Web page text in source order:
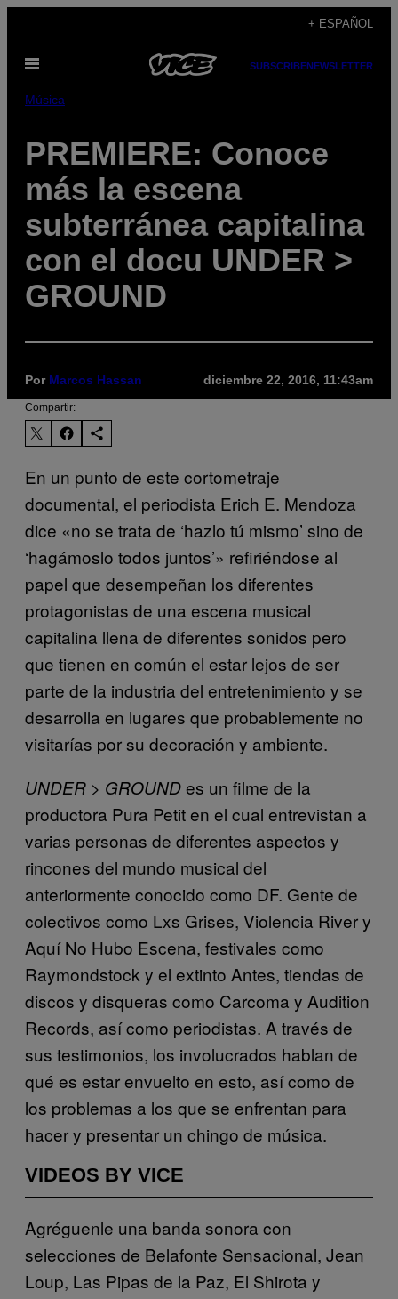
contenido
+ ESPAÑOL
Abrir
SUBSCRIBENEWSLETTER
Música
PREMIERE: Conoce
más la escena
subterránea capitalina
con el docu UNDER >
GROUND
Por Marcos Hassan diciembre 22, 2016, 11:43am
Compartir:
En un punto de este cortometraje
documental, el periodista Erich E. Mendoza
dice «no se trata de ‘hazlo tú mismo’ sino de
‘hagámoslo todos juntos’» refiriéndose al
papel que desempeñan los diferentes
protagonistas de una escena musical
capitalina llena de diferentes sonidos pero
que tienen en común el estar lejos de ser
parte de la industria del entretenimiento y se
desarrolla en lugares que probablemente no
visitarías por su decoración y ambiente.
UNDER > GROUNDes un filme de la
productora Pura Petit en el cual entrevistan a
varias personas de diferentes aspectos y
rincones del mundo musical del
anteriormente conocido como DF. Gente de
colectivos como Lxs Grises, Violencia River y
Aquí No Hubo Escena, festivales como
Raymondstock y el extinto Antes, tiendas de
discos y disqueras como Carcoma y Audition
Records, así como periodistas. A través de
sus testimonios, los involucrados hablan de
qué es estar envuelto en esto, así como de
los problemas a los que se enfrentan para
hacer y presentar un chingo de música.
VIDEOS BY VICE
Agréguenle una banda sonora con
selecciones de Belafonte Sensacional, Jean
Loup, Las Pipas de la Paz, El Shirota y